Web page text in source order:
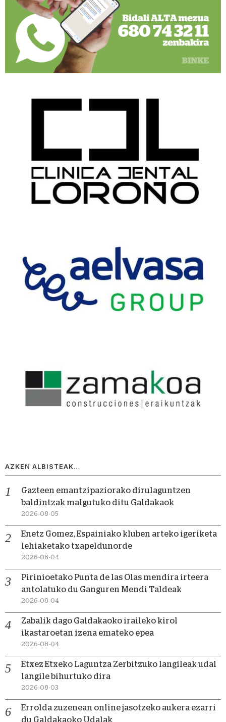
AZKEN ALBISTEAK…
Gazteen emantzipaziorako dirulaguntzen
baldintzak malgutuko ditu Galdakaok
2026-08-05
Enetz Gomez, Espainiako kluben arteko igeriketa
lehiaketako txapeldunorde
2026-08-04
Pirinioetako Punta de las Olas mendira irteera
antolatuko du Ganguren Mendi Taldeak
2026-08-04
Zabalik dago Galdakaoko iraileko kirol
ikastaroetan izena emateko epea
2026-08-04
Etxez Etxeko Laguntza Zerbitzuko langileak udal
langile bihurtuko dira
2026-08-03
Errolda zuzenean online jasotzeko aukera ezarri
du Galdakaoko Udalak